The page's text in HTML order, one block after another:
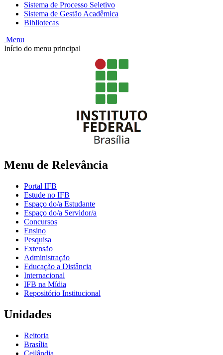
Sistema de Processo Seletivo
Sistema de Gestão Acadêmica
Bibliotecas
Menu
Início do menu principal
Menu de Relevância
Portal IFB
Estude no IFB
Espaço do/a Estudante
Espaço do/a Servidor/a
Concursos
Ensino
Pesquisa
Extensão
Administração
Educação a Distância
Internacional
IFB na Mídia
Repositório Institucional
Unidades
Reitoria
Brasília
Ceilândia